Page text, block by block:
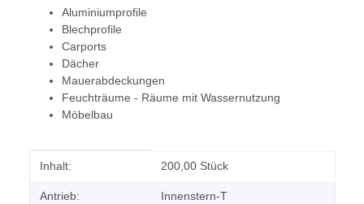
Aluminiumprofile
Blechprofile
Carports
Dächer
Mauerabdeckungen
Feuchträume - Räume mit Wassernutzung
Möbelbau
Produkteigenschaft
Wert
Inhalt: 200,00 Stück
Antrieb: Innenstern-T